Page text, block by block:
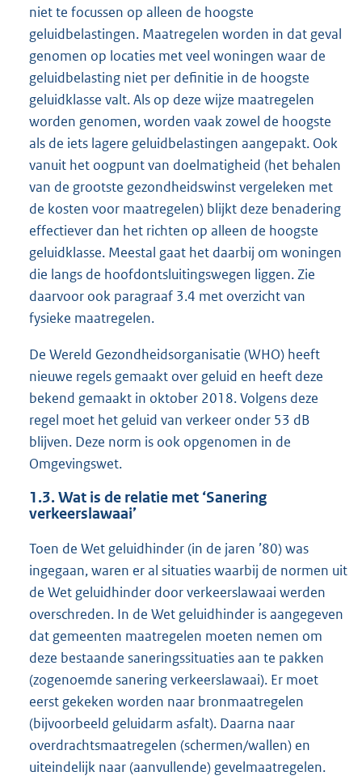
niet te focussen op alleen de hoogste
geluidbelastingen. Maatregelen worden in dat geval
genomen op locaties met veel woningen waar de
geluidbelasting niet per definitie in de hoogste
geluidklasse valt. Als op deze wijze maatregelen
worden genomen, worden vaak zowel de hoogste
als de iets lagere geluidbelastingen aangepakt. Ook
vanuit het oogpunt van doelmatigheid (het behalen
van de grootste gezondheidswinst vergeleken met
de kosten voor maatregelen) blijkt deze benadering
effectiever dan het richten op alleen de hoogste
geluidklasse. Meestal gaat het daarbij om woningen
die langs de hoofdontsluitingswegen liggen. Zie
daarvoor ook paragraaf 3.4 met overzicht van
fysieke maatregelen.
De Wereld Gezondheidsorganisatie (WHO) heeft
nieuwe regels gemaakt over geluid en heeft deze
bekend gemaakt in oktober 2018. Volgens deze
regel moet het geluid van verkeer onder 53 dB
blijven. Deze norm is ook opgenomen in de
Omgevingswet.
1.3.Wat is de relatie met ‘Sanering
verkeerslawaai’
Toen de Wet geluidhinder (in de jaren ’80) was
ingegaan, waren er al situaties waarbij de normen uit
de Wet geluidhinder door verkeerslawaai werden
overschreden. In de Wet geluidhinder is aangegeven
dat gemeenten maatregelen moeten nemen om
deze bestaande saneringssituaties aan te pakken
(zogenoemde sanering verkeerslawaai). Er moet
eerst gekeken worden naar bronmaatregelen
(bijvoorbeeld geluidarm asfalt). Daarna naar
overdrachtsmaatregelen (schermen/wallen) en
uiteindelijk naar (aanvullende) gevelmaatregelen.